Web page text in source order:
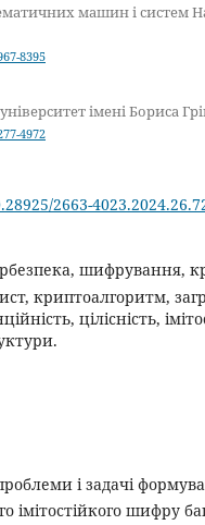
машин і систем
8395
імені Бориса
4972
2663-
шифрування,
криптоалгоритм,
цілісність,
і задачі
імітостійкого шифру